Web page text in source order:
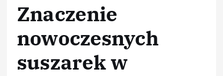
Znaczenie
nowoczesnych
suszarek w